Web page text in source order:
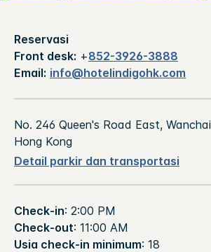
Reservasi
Front desk: +852-3926-3888
Email: info@hotelindigohk.com
No. 246 Queen's Road East, Wanchai
Hong Kong
Detail parkir dan transportasi
Check-in: 2:00 PM
Check-out: 11:00 AM
Usia check-in minimum: 18